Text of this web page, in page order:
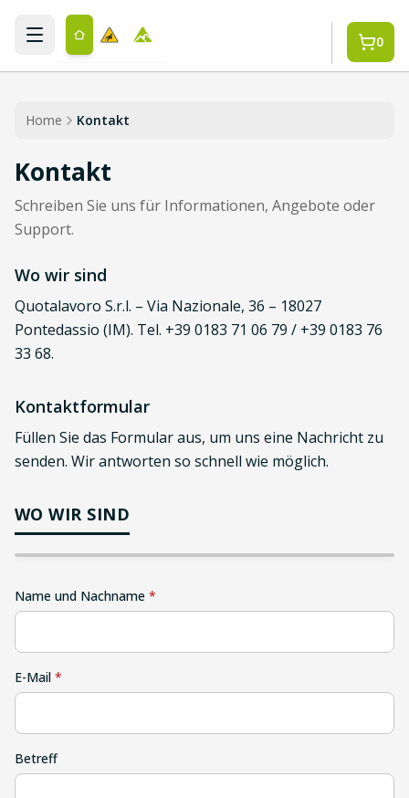
Zum Hauptinhalt springen
0
Home Kontakt
Kontakt
Schreiben Sie uns für Informationen, Angebote oder
Support.
Wo wir sind
Quotalavoro S.r.l. – Via Nazionale, 36 – 18027
Pontedassio (IM). Tel. +39 0183 71 06 79 / +39 0183 76
33 68.
Kontaktformular
Füllen Sie das Formular aus, um uns eine Nachricht zu
senden. Wir antworten so schnell wie möglich.
WO WIR SIND
Name und Nachname *
E-Mail *
Betreff